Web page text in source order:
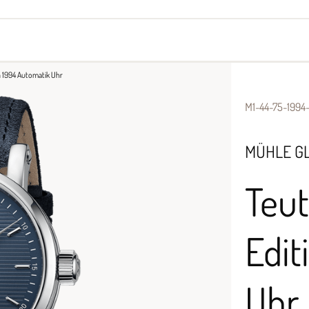
Automatik Uhr
M1-44-75-
MÜHLE